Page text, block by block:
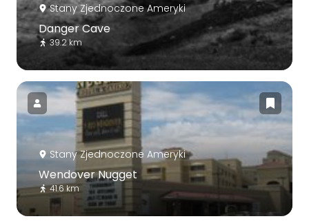
Stany Zjednoczone Ameryki
Danger Cave
39.2 km
Stany Zjednoczone Ameryki
Wendover Nugget
41.6 km